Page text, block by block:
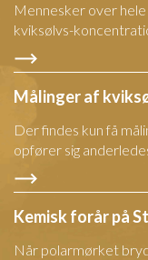
Mennesker over
kviksølvs-
Målinger af
Der findes kun få
opfører sig
Kemisk forår på
Når polarmørket